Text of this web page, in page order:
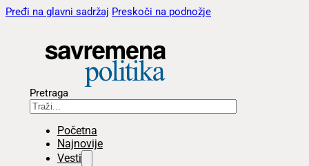
Pređi na glavni sadržaj Preskoči na podnožje
Pretraga
Početna
Najnovije
Vesti